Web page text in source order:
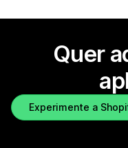
Quer
Experimente a